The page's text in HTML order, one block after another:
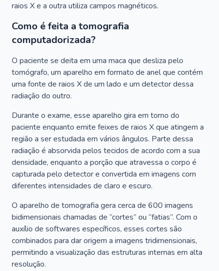
raios X e a outra utiliza campos magnéticos.
Como é feita a tomografia
computadorizada?
O paciente se deita em uma maca que desliza pelo
tomógrafo, um aparelho em formato de anel que contém
uma fonte de raios X de um lado e um detector dessa
radiação do outro.
Durante o exame, esse aparelho gira em torno do
paciente enquanto emite feixes de raios X que atingem a
região a ser estudada em vários ângulos. Parte dessa
radiação é absorvida pelos tecidos de acordo com a sua
densidade, enquanto a porção que atravessa o corpo é
capturada pelo detector e convertida em imagens com
diferentes intensidades de claro e escuro.
O aparelho de tomografia gera cerca de 600 imagens
bidimensionais chamadas de “cortes” ou “fatias”. Com o
auxílio de softwares específicos, esses cortes são
combinados para dar origem a imagens tridimensionais,
permitindo a visualização das estruturas internas em alta
resolução.